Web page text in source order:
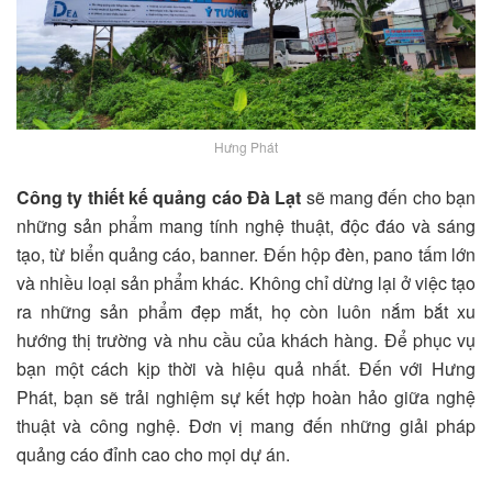
Hưng Phát
Công ty thiết kế quảng cáo Đà Lạt sẽ mang đến cho bạn
những sản phẩm mang tính nghệ thuật, độc đáo và sáng
tạo, từ biển quảng cáo, banner. Đến hộp đèn, pano tấm lớn
và nhiều loại sản phẩm khác. Không chỉ dừng lại ở việc tạo
ra những sản phẩm đẹp mắt, họ còn luôn nắm bắt xu
hướng thị trường và nhu cầu của khách hàng. Để phục vụ
bạn một cách kịp thời và hiệu quả nhất. Đến với Hưng
Phát, bạn sẽ trải nghiệm sự kết hợp hoàn hảo giữa nghệ
thuật và công nghệ. Đơn vị mang đến những giải pháp
quảng cáo đỉnh cao cho mọi dự án.